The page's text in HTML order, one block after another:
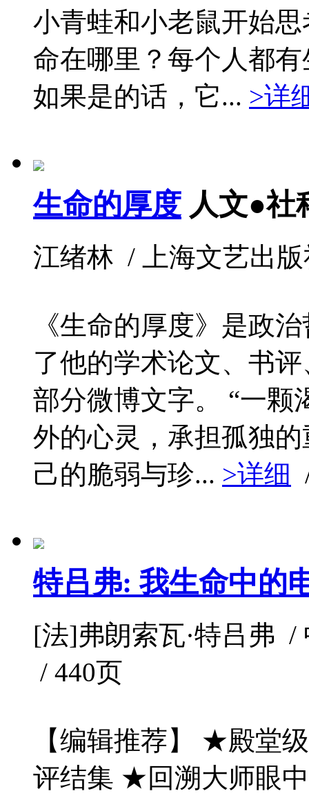
小青蛙和小老鼠开始
命在哪里？每个人都
如果是的话，它... >详
生命的厚度 人文●社
江绪林 / 上海文艺出
《生命的厚度》是政
了他的学术论文、书
部分微博文字。 “一颗
外的心灵，承担孤独
己的脆弱与珍... >详细
特吕弗: 我生命中的
[法]弗朗索瓦·特吕弗 /
/ 440页
【编辑推荐】 ★殿堂
评结集 ★回溯大师眼